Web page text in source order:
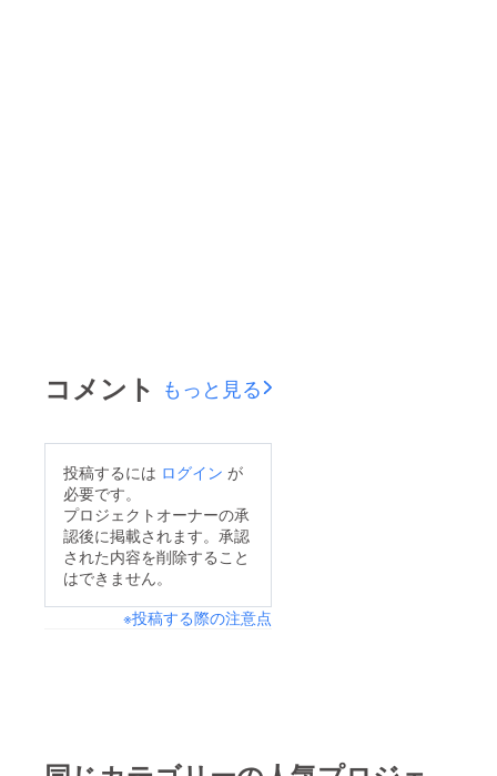
コメント もっと見る
投稿するには ログイン が
必要です。
プロジェクトオーナーの承
認後に掲載されます。承認
された内容を削除すること
はできません。
※投稿する際の注意点